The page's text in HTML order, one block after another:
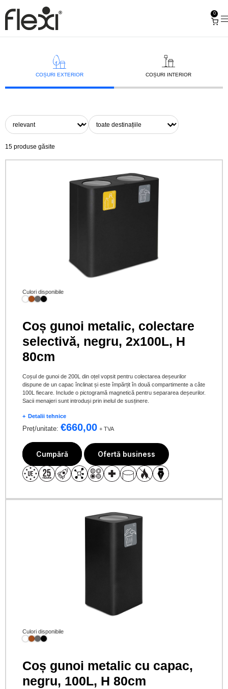
0
COȘURI EXTERIOR COȘURI INTERIOR
15 produse găsite
Culori disponibile
Coș gunoi metalic, colectare
selectivă, negru, 2x100L, H
80cm
Coșul de gunoi de 200L din oțel vopsit pentru colectarea deșeurilor
dispune de un capac înclinat și este împărțit în două compartimente a câte
100L fiecare. Include o pictogramă magnetică pentru separarea deșeurilor.
Sacii menajeri sunt introduși prin inelul de susținere.
Detalii tehnice
Preț/unitate: €660,00 + TVA
Cumpără Ofertă business
Culori disponibile
Coș gunoi metalic cu capac,
negru, 100L, H 80cm